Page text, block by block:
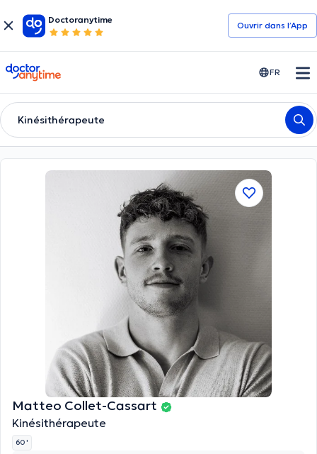
Doctoranytime
Ouvrir dans l’App
doctoranytime FR
Kinésithérapeute
Matteo Collet-Cassart
Kinésithérapeute
60 '